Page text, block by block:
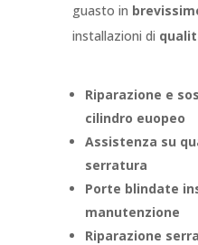
guasto in
installazioni di
Riparazione e
cilindro euopeo
Assistenza su
serratura
Porte blindate
manutenzione
Riparazione